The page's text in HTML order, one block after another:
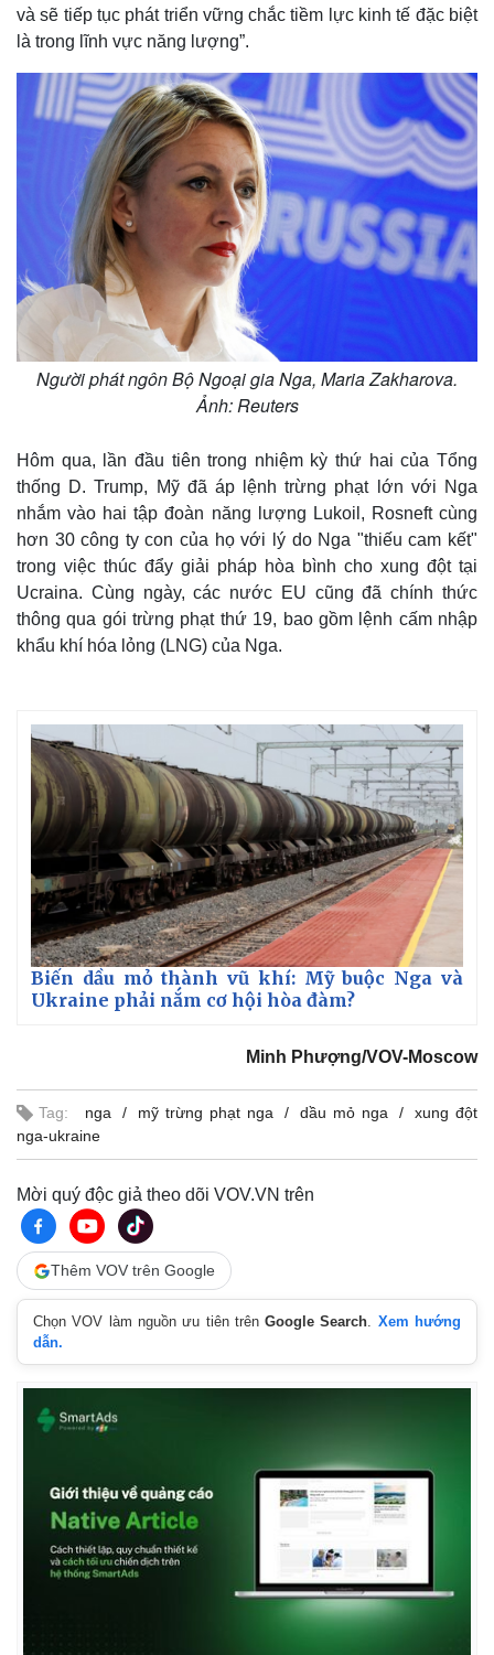
Thế giới
Quan sát
Cuộc sống đó đây
Hồ sơ
Multimedia
Video
Ảnh
E-Magazine
e
và sẽ tiếp tục phát triển vững chắc tiềm lực kinh tế đặc biệt
là trong lĩnh vực năng lượng”.
Người phát ngôn Bộ Ngoại gia Nga, Maria Zakharova.
Ảnh: Reuters
Hôm qua, lần đầu tiên trong nhiệm kỳ thứ hai của Tổng
thống D. Trump, Mỹ đã áp lệnh trừng phạt lớn với Nga
nhắm vào hai tập đoàn năng lượng Lukoil, Rosneft cùng
hơn 30 công ty con của họ với lý do Nga "thiếu cam kết"
trong việc thúc đẩy giải pháp hòa bình cho xung đột tại
Ucraina. Cùng ngày, các nước EU cũng đã chính thức
thông qua gói trừng phạt thứ 19, bao gồm lệnh cấm nhập
khẩu khí hóa lỏng (LNG) của Nga.
Biến dầu mỏ thành vũ khí: Mỹ buộc Nga và
Ukraine phải nắm cơ hội hòa đàm?
Minh Phượng/VOV-Moscow
Tag: nga mỹ trừng phạt nga dầu mỏ nga
xung đột
nga-ukraine
Mời quý độc giả theo dõi VOV.VN trên
Thêm VOV trên Google
Chọn VOV làm nguồn ưu tiên trênGoogle Search. Xem hướng
dẫn.